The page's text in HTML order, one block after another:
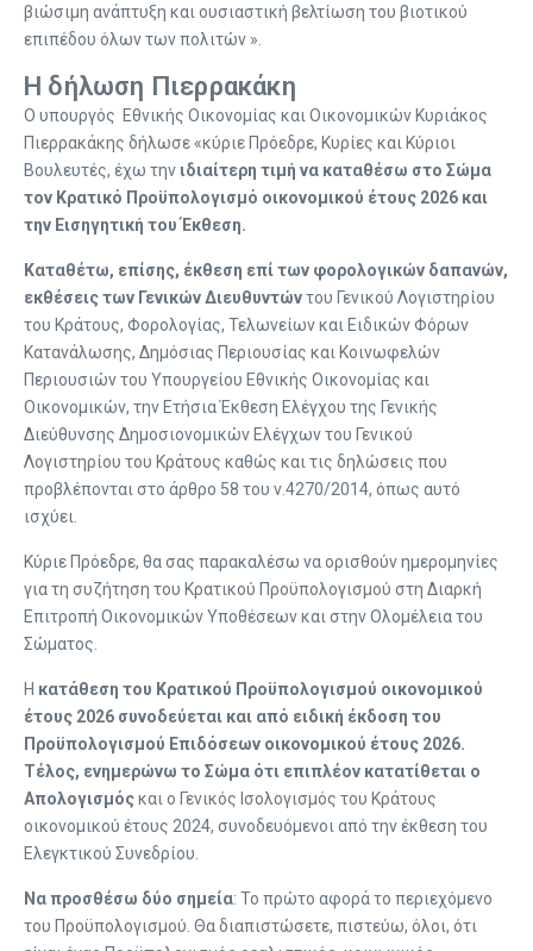
βιώσιμη ανάπτυξη και ουσιαστική βελτίωση του βιοτικού
επιπέδου όλων των πολιτών ».
Η δήλωση Πιερρακάκη
Ο υπουργός Εθνικής Οικονομίας και Οικονομικών Κυριάκος
Πιερρακάκης δήλωσε «κύριε Πρόεδρε, Κυρίες και Κύριοι
Βουλευτές, έχω την ιδιαίτερη τιμή να καταθέσω στο Σώμα
τον Κρατικό Προϋπολογισμό οικονομικού έτους 2026 και
την Εισηγητική του Έκθεση.
Καταθέτω, επίσης, έκθεση επί των φορολογικών δαπανών,
εκθέσεις των Γενικών Διευθυντώντου Γενικού Λογιστηρίου
του Κράτους, Φορολογίας, Τελωνείων και Ειδικών Φόρων
Κατανάλωσης, Δημόσιας Περιουσίας και Κοινωφελών
Περιουσιών του Υπουργείου Εθνικής Οικονομίας και
Οικονομικών, την Ετήσια Έκθεση Ελέγχου της Γενικής
Διεύθυνσης Δημοσιονομικών Ελέγχων του Γενικού
Λογιστηρίου του Κράτους καθώς και τις δηλώσεις που
προβλέπονται στο άρθρο 58 του ν.4270/2014, όπως αυτό
ισχύει.
Κύριε Πρόεδρε, θα σας παρακαλέσω να ορισθούν ημερομηνίες
για τη συζήτηση του Κρατικού Προϋπολογισμού στη Διαρκή
Επιτροπή Οικονομικών Υποθέσεων και στην Ολομέλεια του
Σώματος.
Η κατάθεση του Κρατικού Προϋπολογισμού οικονομικού
έτους 2026 συνοδεύεται και από ειδική έκδοση του
Προϋπολογισμού Επιδόσεων οικονομικού έτους 2026.
Τέλος, ενημερώνω το Σώμα ότι επιπλέον κατατίθεται ο
Απoλoγισμόςκαι o Γενικός Ισoλoγισμός τoυ Kράτoυς
οικονομικού έτους 2024, συνοδευόμενοι από την έκθεση του
Ελεγκτικού Συνεδρίου.
Να προσθέσω δύο σημεία: Το πρώτο αφορά το περιεχόμενο
του Προϋπολογισμού. Θα διαπιστώσετε, πιστεύω, όλοι, ότι